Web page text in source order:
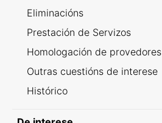
Eliminacións
Prestación de Servizos
Homologación de provedores
Outras cuestións de interese
Histórico